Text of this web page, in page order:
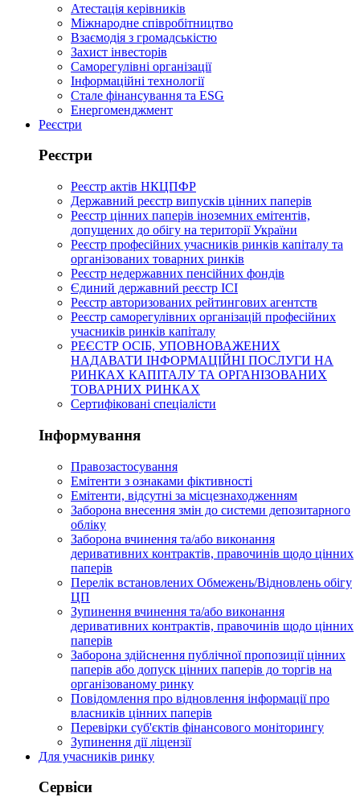
Атестація керівників
Міжнародне співробітництво
Взаємодія з громадськістю
Захист інвесторів
Саморегулівні організації
Інформаційні технології
Стале фінансування та ESG
Енергоменджмент
Реєстри
Реєстри
Реєстр актів НКЦПФР
Державний реєстр випусків цінних паперів
Реєстр цінних паперів іноземних емітентів,
допущених до обігу на території України
Реєстр професійних учасників ринків капіталу та
організованих товарних ринків
Реєстр недержавних пенсійних фондів
Єдиний державний реєстр ІСІ
Реєстр авторизованих рейтингових агентств
Реєстр саморегулівних організацій професійних
учасників ринків капіталу
РЕЄСТР ОСІБ, УПОВНОВАЖЕНИХ
НАДАВАТИ ІНФОРМАЦІЙНІ ПОСЛУГИ НА
РИНКАХ КАПІТАЛУ ТА ОРГАНІЗОВАНИХ
ТОВАРНИХ РИНКАХ
Сертифіковані спеціалісти
Інформування
Правозастосування
Емітенти з ознаками фіктивності
Eмітенти, відсутні за місцезнаходженням
Заборона внесення змін до системи депозитарного
обліку
Заборона вчинення та/або виконання
деривативних контрактів, правочинів щодо цінних
паперів
Перелік встановлених Обмежень/Відновлень обігу
ЦП
Зупинення вчинення та/або виконання
деривативних контрактів, правочинів щодо цінних
паперів
Заборона здійснення публічної пропозиції цінних
паперів або допуск цінних паперів до торгів на
організованому ринку
Повідомлення про відновлення інформації про
власників цінних паперів
Перевірки суб'єктів фінансового моніторингу
Зупинення дії ліцензії
Для учасників ринку
Сервіси